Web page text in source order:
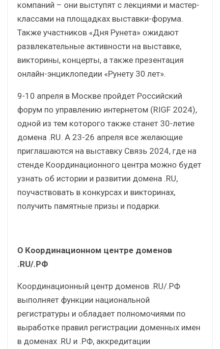
компаний – они выступят с лекциями и мастер-
классами на площадках выставки-форума.
Также участников «Дня Рунета» ожидают
развлекательные активности на выставке,
викторины, концерты, а также презентация
онлайн-энциклопедии «Рунету 30 лет».
9-10 апреля в Москве пройдет Российский
форум по управлению интернетом (RIGF 2024),
одной из тем которого также станет 30-летие
домена .RU. А 23-26 апреля все желающие
приглашаются на выставку Связь 2024, где на
стенде Координационного центра можно будет
узнать об истории и развитии домена .RU,
поучаствовать в конкурсах и викторинах,
получить памятные призы и подарки.
О Координационном центре доменов
.RU/.РФ
Координационный центр доменов .RU/.РФ
выполняет функции национальной
регистратуры и обладает полномочиями по
выработке правил регистрации доменных имен
в доменах .RU и .РФ, аккредитации